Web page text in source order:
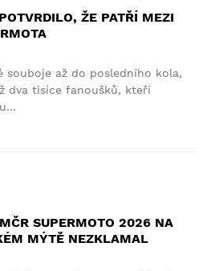
ŽE PATŘÍ MEZI
souboje až do posledního kola,
dva tisíce fanoušků, kteří
SUPERMOTO 2026 NA
MÝTĚ NEZKLAMAL